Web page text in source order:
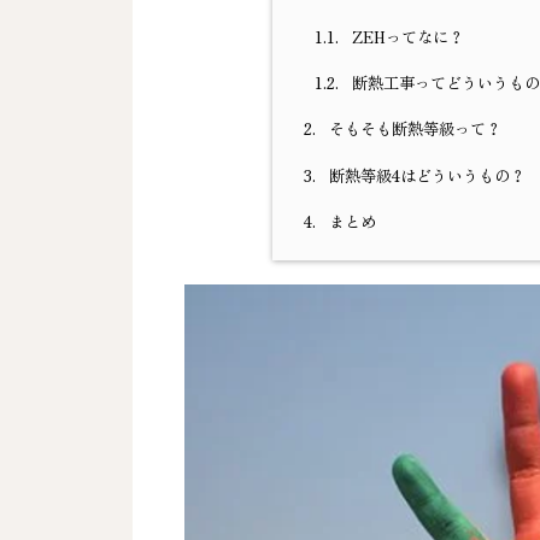
1.1. ZEHってなに？
1.2. 断熱工事ってどういうも
2. そもそも断熱等級って？
3. 断熱等級4はどういうもの？
4. まとめ